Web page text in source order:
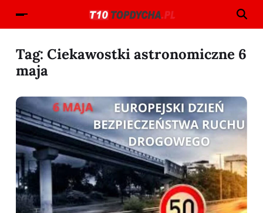
Tag: Ciekawostki astronomiczne 6
maja